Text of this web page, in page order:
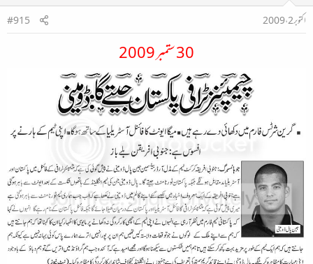
اکتوبر 2، 2009
#915
30 ستمبر 2009